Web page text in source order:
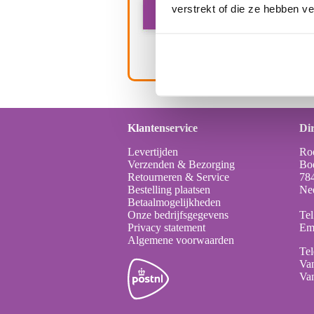
verstrekt of die ze hebben
Aantal:
Klantenservice
Levertijden
Verzenden & Bezorging
Retourneren & Service
Bestelling plaatsen
Betaalmogelijkheden
Onze bedrijfsgegevens
Privacy statement
Algemene voorwaarden